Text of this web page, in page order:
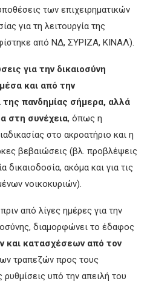
των επιχειρηματικών
για τη λειτουργία της
από ΝΔ, ΣΥΡΙΖΑ, ΚΙΝΑΛ).
για την δικαιοσύνη
και από την
πανδημίας σήμερα, αλλά
στη συνέχεια, όπως η
στο ακροατήριο και η
βεβαιώσεις (βλ. προβλέψεις
δικαιοδοσία, ακόμα και για τις
νοικοκυριών).
από λίγες ημέρες για την
διαμορφώνει το έδαφος
και κατασχέσεων από τον
τραπεζών προς τους
ρυθμίσεις υπό την απειλή του